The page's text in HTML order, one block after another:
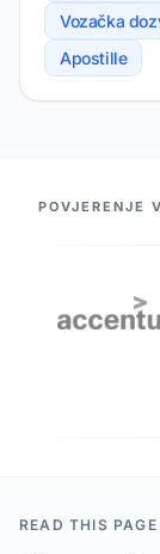
Vozačka
Apostille
NAŠI PARTNERI
POVJERENJE
READ THIS PAGE